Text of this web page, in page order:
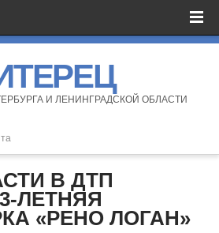
И ЛЕНИНГРАДСКОЙ ОБЛАСТИ
В ДТП
ЛЕТНЯЯ
«РЕНО ЛОГАН»